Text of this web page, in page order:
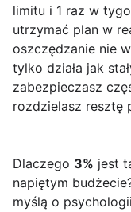
limitu i 1 raz w
utrzymać plan w
oszczędzanie nie
tylko działa jak
zabezpieczasz
rozdzielasz resztę
Dlaczego 3% jest
napiętym
myślą o